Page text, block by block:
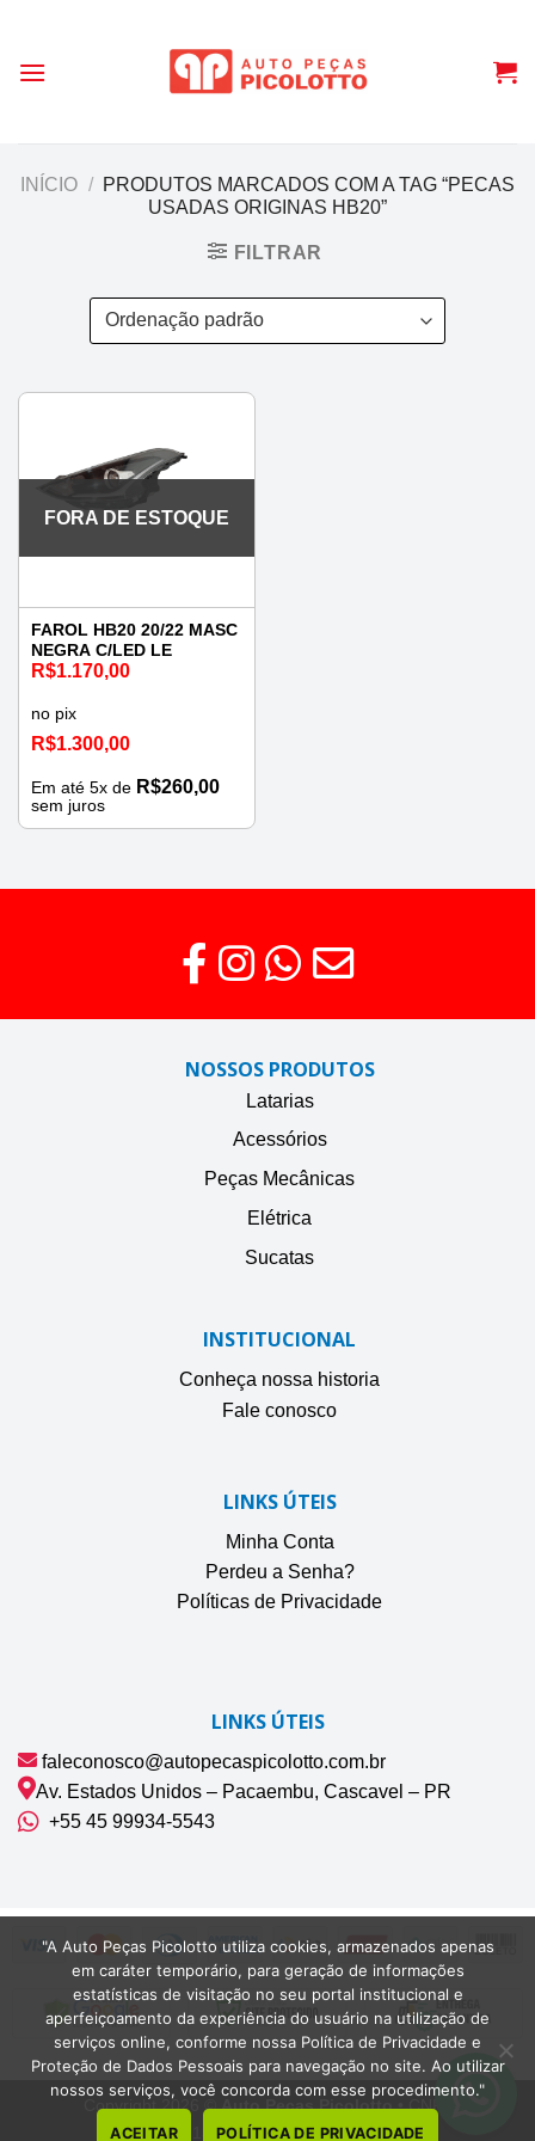
content
INÍCIO /
PRODUTOS MARCADOS COM A TAG “PECAS
USADAS ORIGINAS HB20”
FILTRAR
FORA DE ESTOQUE
FAROL HB20 20/22 MASC
NEGRA C/LED LE
R$1.170,00
no pix
R$1.300,00
Em até 5x de R$260,00
sem juros
NOSSOS PRODUTOS
Latarias
Acessórios
Peças Mecânicas
Elétrica
Sucatas
INSTITUCIONAL
Conheça nossa historia
Fale conosco
LINKS ÚTEIS
Minha Conta
Perdeu a Senha?
Políticas de Privacidade
LINKS ÚTEIS
faleconosco@autopecaspicolotto.com.br
Av. Estados Unidos – Pacaembu, Cascavel – PR
+55 45 99934‑5543‬
Copyright 2026 ©Auto Peças Picolotto• CNPJ
42.075.132/0001-22 | Cascavel-PR
"A Auto Peças Picolotto utiliza cookies, armazenados apenas
em caráter temporário, para geração de informações
estatísticas de visitação no seu portal institucional e
aperfeiçoamento da experiência do usuário na utilização de
serviços online, conforme nossa Política de Privacidade e
Proteção de Dados Pessoais para navegação no site. Ao utilizar
nossos serviços, você concorda com esse procedimento."
ACEITAR POLÍTICA DE PRIVACIDADE